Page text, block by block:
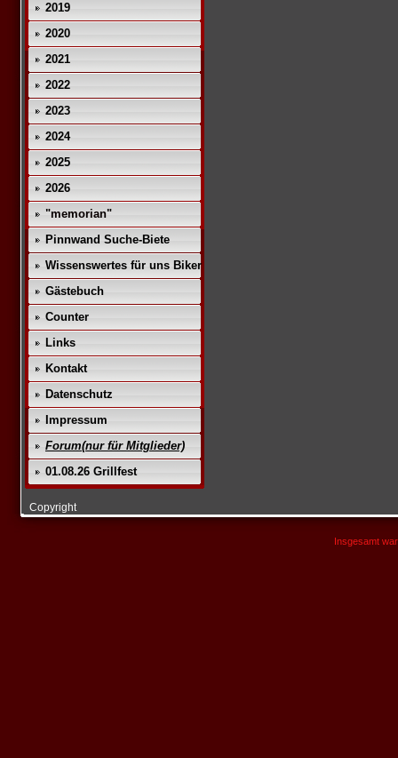
2019
2020
2021
2022
2023
2024
2025
2026
"memorian"
Pinnwand Suche-Biete
Wissenswertes für uns Biker
Gästebuch
Counter
Links
Kontakt
Datenschutz
Impressum
Forum(nur für Mitglieder)
01.08.26 Grillfest
Copyright
Insgesamt